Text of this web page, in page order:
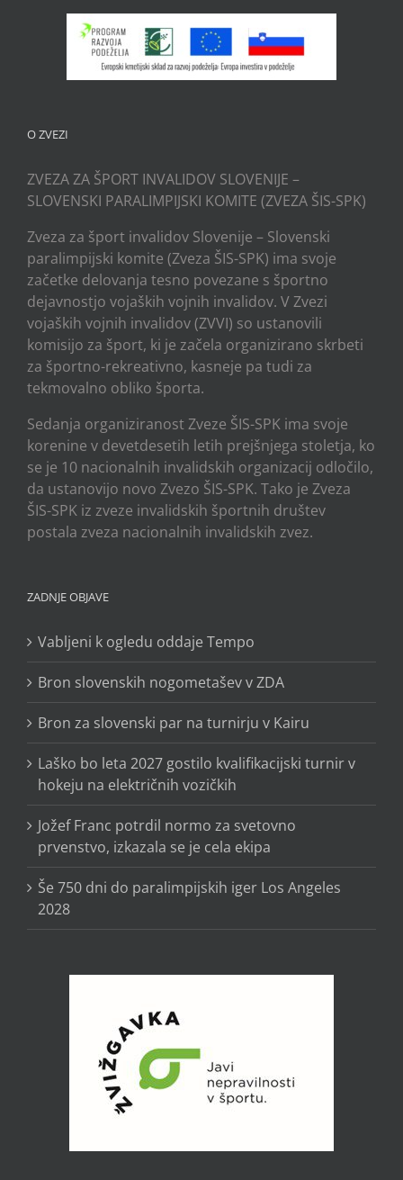
O ZVEZI
ZVEZA ZA ŠPORT INVALIDOV SLOVENIJE –
SLOVENSKI PARALIMPIJSKI KOMITE (ZVEZA ŠIS-SPK)
Zveza za šport invalidov Slovenije – Slovenski
paralimpijski komite (Zveza ŠIS-SPK) ima svoje
začetke delovanja tesno povezane s športno
dejavnostjo vojaških vojnih invalidov. V Zvezi
vojaških vojnih invalidov (ZVVI) so ustanovili
komisijo za šport, ki je začela organizirano skrbeti
za športno-rekreativno, kasneje pa tudi za
tekmovalno obliko športa.
Sedanja organiziranost Zveze ŠIS-SPK ima svoje
korenine v devetdesetih letih prejšnjega stoletja, ko
se je 10 nacionalnih invalidskih organizacij odločilo,
da ustanovijo novo Zvezo ŠIS-SPK. Tako je Zveza
ŠIS-SPK iz zveze invalidskih športnih društev
postala zveza nacionalnih invalidskih zvez.
ZADNJE OBJAVE
Vabljeni k ogledu oddaje Tempo
Bron slovenskih nogometašev v ZDA
Bron za slovenski par na turnirju v Kairu
Laško bo leta 2027 gostilo kvalifikacijski turnir v
hokeju na električnih vozičkih
Jožef Franc potrdil normo za svetovno
prvenstvo, izkazala se je cela ekipa
Še 750 dni do paralimpijskih iger Los Angeles
2028